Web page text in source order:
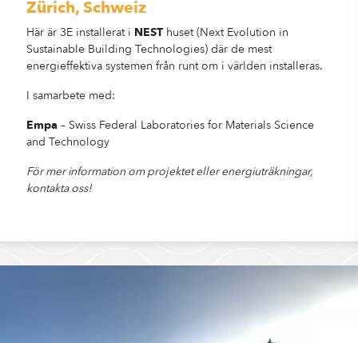
Zürich, Schweiz
Här är 3E installerat i NEST huset (Next Evolution in
Sustainable Building Technologies) där de mest
energieffektiva systemen från runt om i världen installeras.
I samarbete med:
Empa – Swiss Federal Laboratories for Materials Science
and Technology
För mer information om projektet eller energiuträkningar,
kontakta oss!